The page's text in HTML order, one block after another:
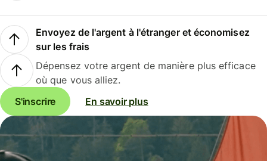
Envoyez de l'argent à l'étranger et économisez
sur les frais
Dépensez votre argent de manière plus efficace
où que vous alliez.
S'inscrire
En savoir plus